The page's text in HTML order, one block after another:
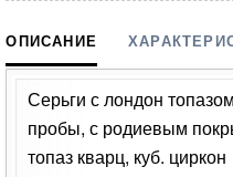
ОПИСАНИЕ
Серьги с лондон
пробы, с родиевым
топаз кварц, куб. циркон